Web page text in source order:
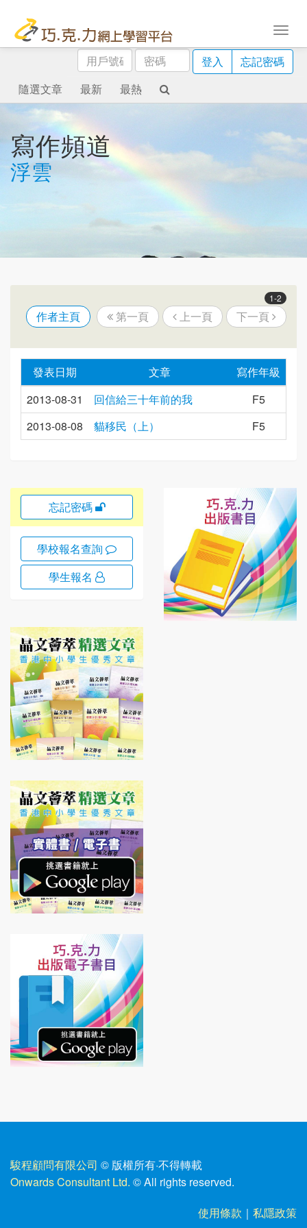
用
戶
號
碼
密
碼
登入
忘記密碼
隨選文章
最新 最熱
寫作頻道
浮雲
1-2
作者主頁 第一頁 上一頁 下一頁
發表日期 文章
寫作年級
2013-08-31
回信給三十年前的我
F5
2013-08-08
貓移民（上） F5
忘記密碼
學校報名查詢
學生報名
駿程顧問有限公司 © 版權所有·不得轉載
Onwards Consultant Ltd. © All rights reserved.
使用條款 ｜ 私隱政策